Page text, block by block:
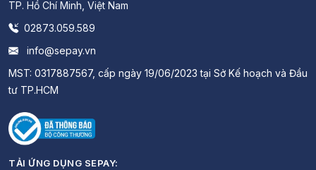
TP. Hồ Chí Minh, Việt Nam
02873.059.589
info@sepay.vn
MST: 0317887567, cấp ngày 19/06/2023 tại Sở Kế hoạch và Đầu
tư TP.HCM
TẢI ỨNG DỤNG SEPAY: